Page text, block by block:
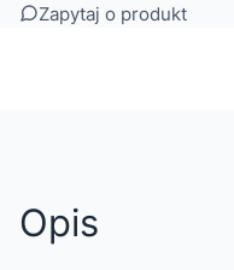
Zapytaj o produkt
Opis